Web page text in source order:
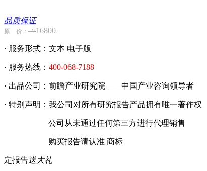
品质保证
原 价： ￥16800
· 服务形式：文本 电子版
· 服务热线： 400-068-7188
· 出品公司：前瞻产业研究院——中国产业咨询领导者
· 特别声明：我公司对所有研究报告产品拥有唯一著作权
公司从未通过任何第三方进行代理销售
购买报告请认准 商标
定报告送大礼